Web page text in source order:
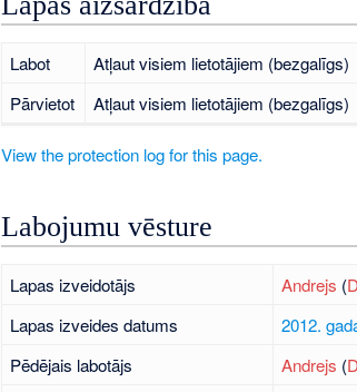
Labot
Atļaut visiem lietotājiem (bezgalīgs)
Pārvietot
Atļaut visiem lietotājiem (bezgalīgs)
View the protection log for this page.
Labojumu vēsture
Lapas izveidotājs Andrejs (
Lapas izveides datums
2012.
Pēdējais labotājs
Andrejs (